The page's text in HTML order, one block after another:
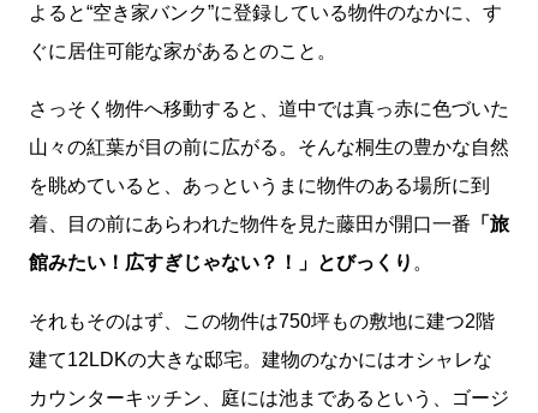
よると“空き家バンク”に登録している物件のなかに、す
ぐに居住可能な家があるとのこと。
さっそく物件へ移動すると、道中では真っ赤に色づいた
山々の紅葉が目の前に広がる。そんな桐生の豊かな自然
を眺めていると、あっというまに物件のある場所に到
着、目の前にあらわれた物件を見た藤田が開口一番 「旅
館みたい！広すぎじゃない？！」とびっくり 。
それもそのはず、この物件は750坪もの敷地に建つ2階
建て12LDKの大きな邸宅。建物のなかにはオシャレな
カウンターキッチン、庭には池まであるという、ゴージ